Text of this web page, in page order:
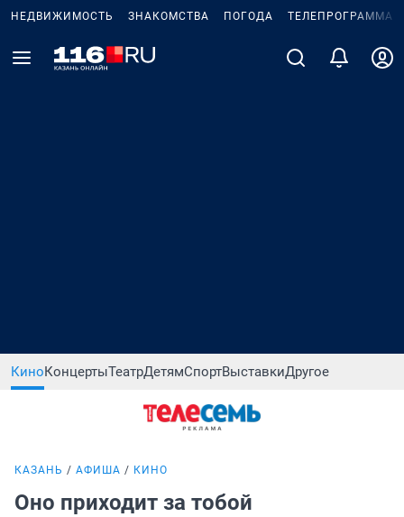
НЕДВИЖИМОСТЬ ЗНАКОМСТВА ПОГОДА ТЕЛЕПРОГРАММА
КиноКонцертыТеатрДетямСпортВыставкиДругое
КАЗАНЬ АФИША КИНО
Оно приходит за тобой